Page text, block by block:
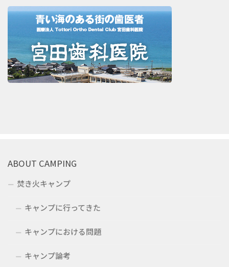
ABOUT CAMPING
焚き火キャンプ
キャンプに行ってきた
キャンプにおける問題
キャンプ論考